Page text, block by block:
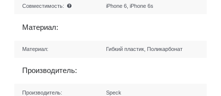
Совместимость: iPhone 6, iPhone 6s
Материал:
Материал: Гибкий пластик, Поликарбонат
Производитель:
Производитель: Speck